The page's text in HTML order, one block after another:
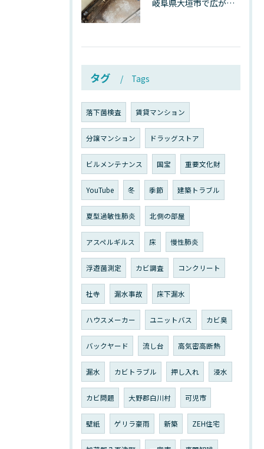
岐阜県大垣市で広がる“深層カビ汚染”──なぜ除カビが必要なのか、建物内部で起きている見えない危機
タグ Tags
落下菌検査 賃貸マンション
分譲マンション ドラッグストア
ビルメンテナンス 国宝 重要文化財
YouTube 冬 季節 建築トラブル
夏型過敏性肺炎 北側の部屋
アスペルギルス 床 慢性肺炎
浮遊菌測定 カビ調査 コンクリート
社寺 漏水事故 床下漏水
ハウスメーカー ユニットバス カビ臭
バックヤード 流し台 高気密高断熱
漏水 カビトラブル 押し入れ 浸水
カビ問題 大野郡白川村 可児市
壁紙 ゲリラ豪雨 新築 ZEH住宅